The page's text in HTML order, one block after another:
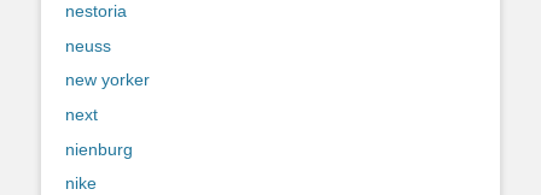
nestoria
neuss
new yorker
next
nienburg
nike